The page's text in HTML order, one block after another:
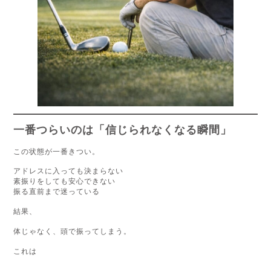
一番つらいのは「信じられなくなる瞬間」
この状態が一番きつい。
アドレスに入っても決まらない
素振りをしても安心できない
振る直前まで迷っている
結果、
体じゃなく、頭で振ってしまう。
これは